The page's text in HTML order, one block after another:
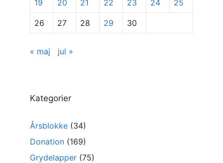
19 20 21 22 23 24 25
26 27 28 29 30
« maj jul »
Kategorier
Årsblokke (34)
Donation (169)
Grydelapper (75)